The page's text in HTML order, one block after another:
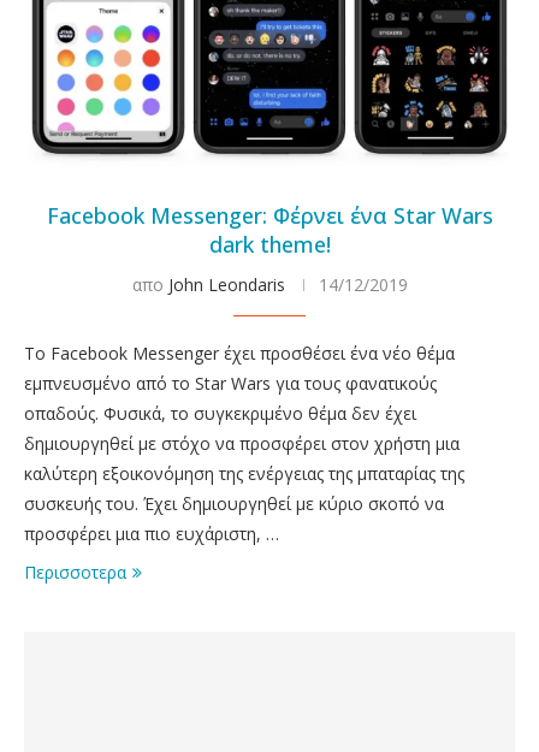
Facebook Messenger: Φέρνει ένα Star Wars
dark theme!
απο John Leondaris 14/12/2019
Το Facebook Messenger έχει προσθέσει ένα νέο θέμα
εμπνευσμένο από το Star Wars για τους φανατικούς
οπαδούς. Φυσικά, το συγκεκριμένο θέμα δεν έχει
δημιουργηθεί με στόχο να προσφέρει στον χρήστη μια
καλύτερη εξοικονόμηση της ενέργειας της μπαταρίας της
συσκευής του. Έχει δημιουργηθεί με κύριο σκοπό να
προσφέρει μια πιο ευχάριστη, …
Περισσοτερα